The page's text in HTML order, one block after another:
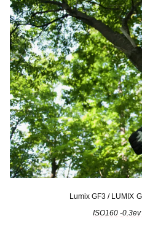
Lumix GF3 / LUMIX
ISO160 -